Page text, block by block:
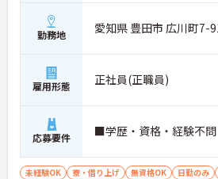
勤務地 愛知県 豊田市 広川町7-
雇用形態 正社員(正職員)
応募要件 ■学歴・資格・経験不問
未経験OK 寮・借り上げ 無資格OK 日勤のみ